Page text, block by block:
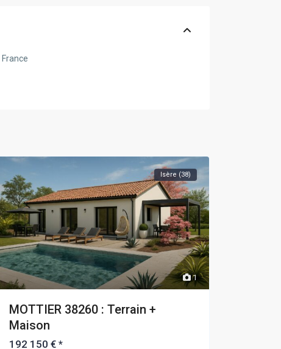
France
1
Isère (38)
MOTTIER 38260 : Terrain +
Maison
192 150 € *